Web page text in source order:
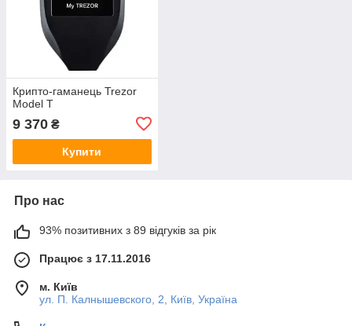
Крипто-гаманець Trezor
Model T
9 370 ₴
Купити
Про нас
93% позитивних з 89 відгуків за рік
Працює з 17.11.2016
м. Київ
ул. П. Калнышевского, 2, Київ, Україна